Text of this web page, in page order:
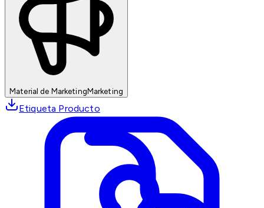
Material de MarketingMarketing
Etiqueta Producto